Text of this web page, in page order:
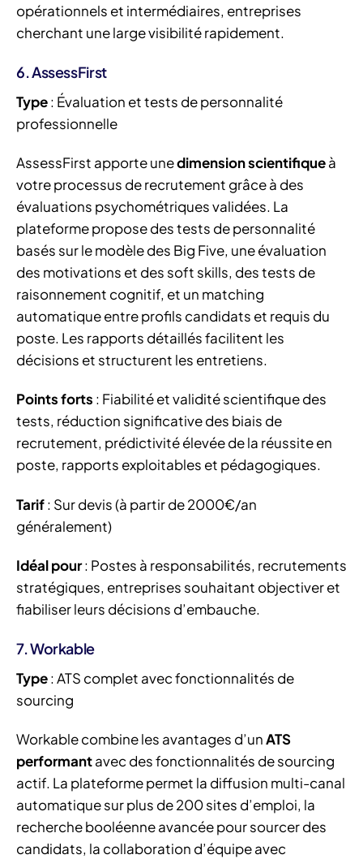
opérationnels et intermédiaires, entreprises
cherchant une large visibilité rapidement.
6. AssessFirst
Type: Évaluation et tests de personnalité
professionnelle
AssessFirst apporte unedimension scientifiqueà
votre processus de recrutement grâce à des
évaluations psychométriques validées. La
plateforme propose des tests de personnalité
basés sur le modèle des Big Five, une évaluation
des motivations et des soft skills, des tests de
raisonnement cognitif, et un matching
automatique entre profils candidats et requis du
poste. Les rapports détaillés facilitent les
décisions et structurent les entretiens.
Points forts : Fiabilité et validité scientifique des
tests, réduction significative des biais de
recrutement, prédictivité élevée de la réussite en
poste, rapports exploitables et pédagogiques.
Tarif: Sur devis (à partir de 2000€/an
généralement)
Idéal pour: Postes à responsabilités, recrutements
stratégiques, entreprises souhaitant objectiver et
fiabiliser leurs décisions d’embauche.
7. Workable
Type: ATS complet avec fonctionnalités de
sourcing
Workable combine les avantages d’unATS
performantavec des fonctionnalités de sourcing
actif. La plateforme permet la diffusion multi-canal
automatique sur plus de 200 sites d’emploi, la
recherche booléenne avancée pour sourcer des
candidats, la collaboration d’équipe avec